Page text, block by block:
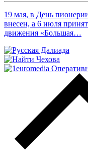
19 мая, в День
внесен, а 6 июля
движения «Большая…